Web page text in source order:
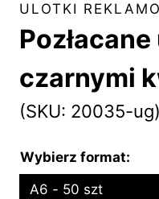
ULOTKI
czarnymi
(SKU: 20035-ug)
Wybierz format:
A6 - 50 szt